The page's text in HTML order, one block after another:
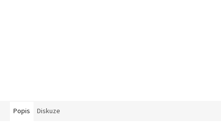
Popis Diskuze